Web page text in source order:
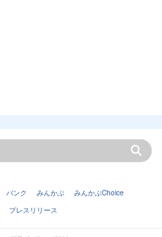
バンク みんかぶ
みんかぶChoice
プレスリリース